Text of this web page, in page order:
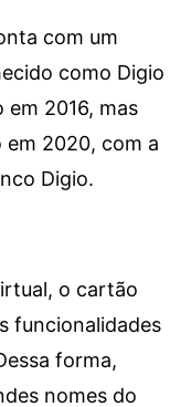
com um
como Digio
2016, mas
em 2020, com a
Digio.
o cartão
funcionalidades
forma,
nomes do